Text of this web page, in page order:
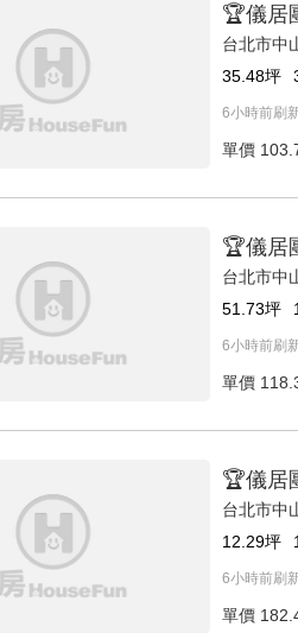
🏆儀居
台北市中
35.48坪
6小時前刷
單價
🏆儀居
台北市中
51.73坪
6小時前刷
單價
🏆儀居
台北市中
12.29坪
6小時前刷
單價